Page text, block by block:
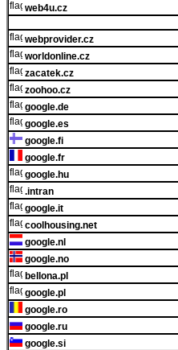
web4u.cz
webprovider.cz
worldonline.cz
zacatek.cz
zoohoo.cz
google.de
google.es
google.fi
google.fr
google.hu
.intran
google.it
coolhousing.net
google.nl
google.no
bellona.pl
google.pl
google.ro
google.ru
google.si